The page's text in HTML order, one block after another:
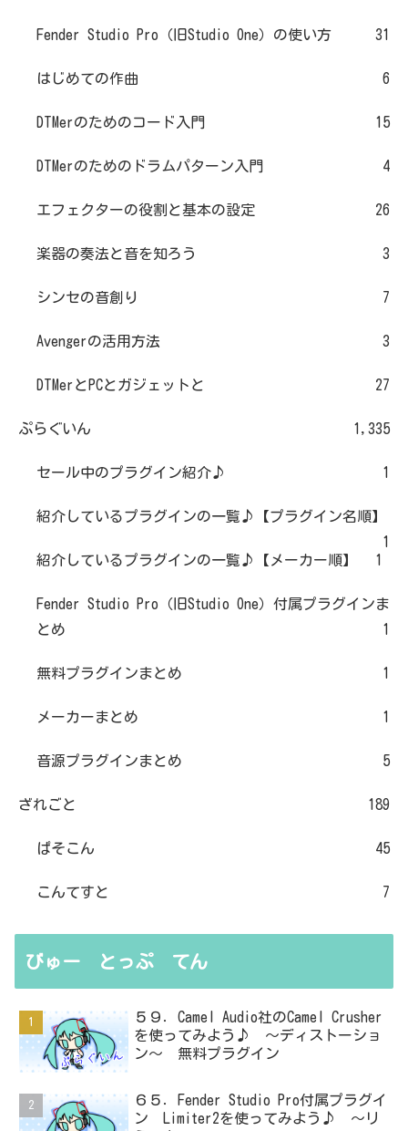
Fender Studio Pro（旧Studio One）の使い方 31
はじめての作曲 6
DTMerのためのコード入門 15
DTMerのためのドラムパターン入門 4
エフェクターの役割と基本の設定 26
楽器の奏法と音を知ろう 3
シンセの音創り 7
Avengerの活用方法 3
DTMerとPCとガジェットと 27
ぷらぐいん 1,335
セール中のプラグイン紹介♪ 1
紹介しているプラグインの一覧♪【プラグイン名順】
1
紹介しているプラグインの一覧♪【メーカー順】
1
Fender Studio Pro（旧Studio One）付属プラグインま
とめ
1
無料プラグインまとめ 1
メーカーまとめ 1
音源プラグインまとめ 5
ざれごと 189
ぱそこん 45
こんてすと 7
びゅー とっぷ てん
５９．Camel Audio社のCamel Crusher
を使ってみよう♪ ～ディストーショ
ン～ 無料プラグイン
６５．Fender Studio Pro付属プラグイ
ン Limiter2を使ってみよう♪ ～リ